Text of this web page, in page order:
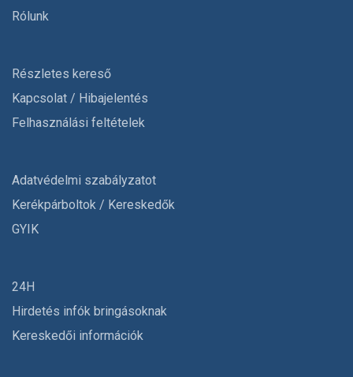
Rólunk
Részletes kereső
Kapcsolat / Hibajelentés
Felhasználási feltételek
Adatvédelmi szabályzatot
Kerékpárboltok / Kereskedők
GYIK
24H
Hirdetés infók bringásoknak
Kereskedői információk